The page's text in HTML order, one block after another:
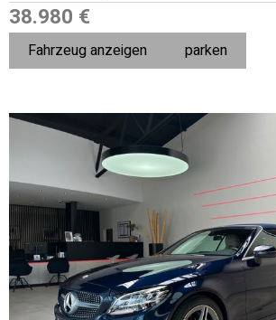
38.980 €
Fahrzeug anzeigen parken